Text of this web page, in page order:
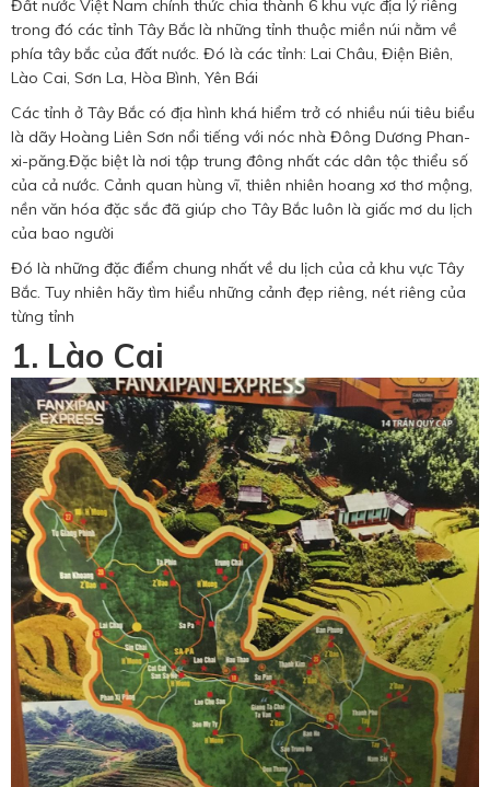
0783 336 116
Hotine CSKH
0916 404 578
Hotline tư vấn dịch vụ
0784 849 849
Đất nước Việt Nam chính thức chia thành 6 khu vực địa lý riêng
trong đó các tỉnh Tây Bắc là những tỉnh thuộc miền núi nằm về
phía tây bắc của đất nước. Đó là các tỉnh: Lai Châu, Điện Biên,
Lào Cai, Sơn La, Hòa Bình, Yên Bái
Các tỉnh ở Tây Bắc có địa hình khá hiểm trở có nhiều núi tiêu biểu
là dãy Hoàng Liên Sơn nổi tiếng với nóc nhà Đông Dương Phan-
xi-păng.Đặc biệt là nơi tập trung đông nhất các dân tộc thiểu số
của cả nước. Cảnh quan hùng vĩ, thiên nhiên hoang xơ thơ mộng,
nền văn hóa đặc sắc đã giúp cho Tây Bắc luôn là giấc mơ du lịch
của bao người
Đó là những đặc điểm chung nhất về du lịch của cả khu vực Tây
Bắc. Tuy nhiên hãy tìm hiểu những cảnh đẹp riêng, nét riêng của
từng tỉnh
1. Lào Cai